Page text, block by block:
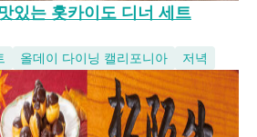
있는 홋카이도 디너 세트
올데이 다이닝 캘리포니아 저녁